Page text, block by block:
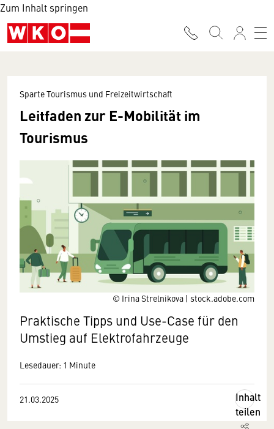
Zum Inhalt springen
© Irina Strelnikova | stock.adobe.com
Sparte Tourismus und Freizeitwirtschaft
Leitfaden zur E-Mobilität im
Tourismus
Praktische Tipps und Use-Case für den
Umstieg auf Elektrofahrzeuge
Lesedauer: 1 Minute
21.03.2025
Inhalt
teilen